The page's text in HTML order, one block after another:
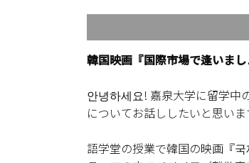
韓国映画『国際市場で逢いま
안녕하세요! 嘉泉大学に留学中
についてお話ししたいと思いま
語学堂の授業で韓国の映画『